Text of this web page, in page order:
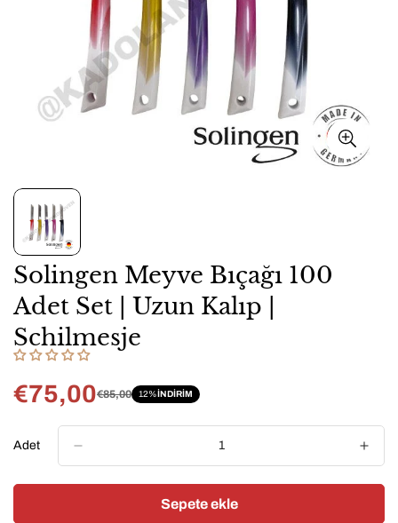
Solingen Meyve Bıçağı 100
Adet Set | Uzun Kalıp |
Schilmesje
Satış
€75,00
Normal
€85,00 12%INDIRIM
Adet
Sepete ekle